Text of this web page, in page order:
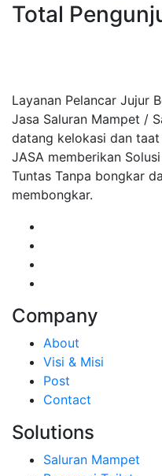
Total
Layanan Pelancar Jujur
Jasa Saluran Mampet /
datang kelokasi dan
JASA memberikan
Tuntas Tanpa bongkar
membongkar.
Company
About
Visi & Misi
Post
Contact
Solutions
Saluran Mampet